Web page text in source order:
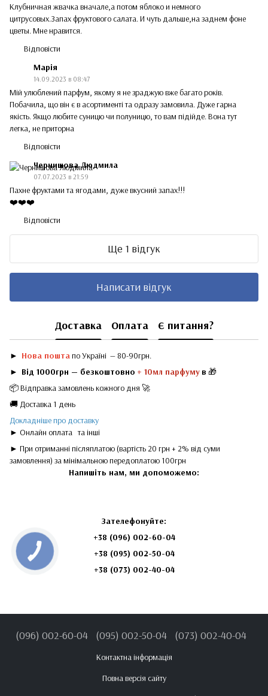
Клубничная жвачка вначале,а потом яблоко и немного
цитрусовых.Запах фруктового салата. И чуть дальше,на заднем фоне
цветы. Мне нравится.
Відповісти
Марія
14.09.2023 в 08:47
Мій улюблений парфум, якому я не зраджую вже багато років.
Побачила, що він є в асортименті та одразу замовила. Дуже гарна
якість. Якщо любите суницю чи полуницю, то вам підійде. Вона тут
легка, не приторна
Відповісти
Чернишова Людмила
07.07.2023 в 21:59
Пахне фруктами та ягодами, дуже вкусний запах!!!
❤️❤️❤️
Відповісти
Ще 1 відгук
Написати відгук
Доставка Оплата Є питання?
► Нова поштапо Україні — 80-90грн.
► Від 1000грн — безкоштовно + 10мл парфуму в 🎁
📦 Відправка замовлень кожного дня 🚀
🚚 Доставка 1 день
Докладніше про доставку
► Онлайн оплата та інші
► При отриманні післяплатою (вартість 20 грн + 2% від суми
замовлення) за мінімальною передоплатою 100грн
Напишіть нам, ми допоможемо:
Зателефонуйте:
+38 (096) 002-60-04
+38 (095) 002-50-04
+38 (073) 002-40-04
(096) 002-60-04 (095) 002-50-04 (073) 002-40-04
Контактна інформація
Повна версія сайту